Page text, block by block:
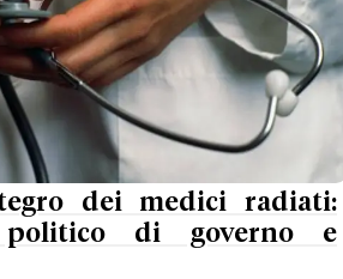
dei medici radiati:
politico di governo e